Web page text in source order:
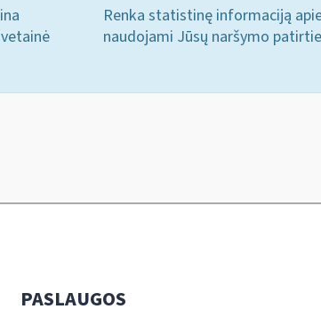
Renka statistinę informaciją
naudojami Jūsų naršymo
PASLAUGOS